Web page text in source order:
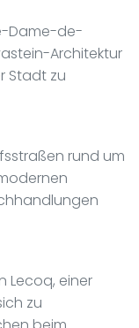
Dame-de-
Architektur
Stadt zu
rund um
Lecoq, einer
zu